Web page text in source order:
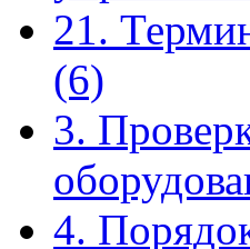
21.
(6)
3.
4.